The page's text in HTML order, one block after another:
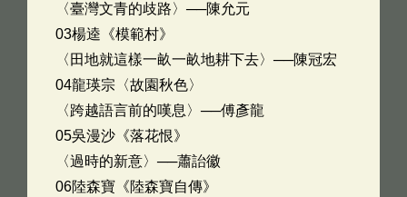
〈臺灣文青的歧路〉──陳允元
03楊逵《模範村》
〈田地就這樣一畝一畝地耕下去〉──陳冠宏
04龍瑛宗〈故園秋色〉
〈跨越語言前的嘆息〉──傅彥龍
05吳漫沙《落花恨》
〈過時的新意〉──蕭詒徽
06陸森寶《陸森寶自傳》